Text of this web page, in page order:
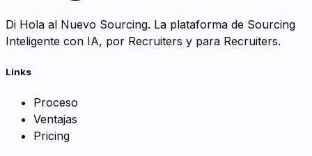
Di Hola al Nuevo Sourcing. La plataforma de Sourcing
Inteligente con IA, por Recruiters y para Recruiters.
Links
Proceso
Ventajas
Pricing